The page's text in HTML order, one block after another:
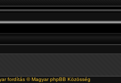
fordítás ©Magyar phpBB Közösség